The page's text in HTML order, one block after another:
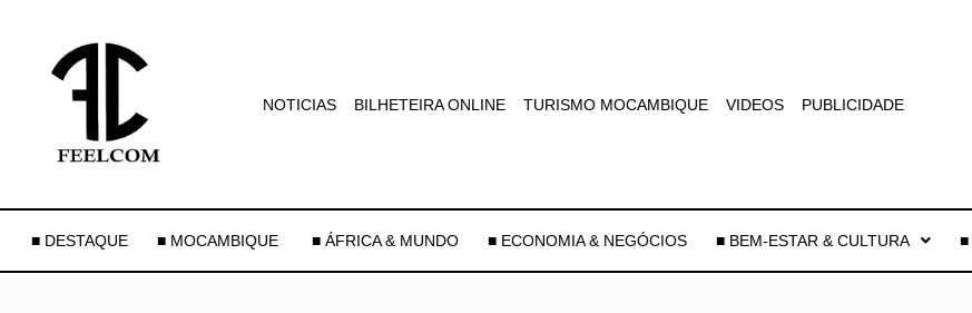
NOTICIAS BILHETEIRA ONLINE TURISMO MOCAMBIQUE VIDEOS PUBLICIDADE
■ DESTAQUE ■ MOCAMBIQUE ■ ÁFRICA & MUNDO ■ ECONOMIA & NEGÓCIOS ■ BEM-ESTAR & CULTURA ■